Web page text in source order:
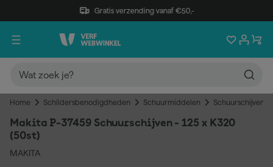
Gratis verzending vanaf €50,-
Home Schildersbenodigdheden Schuurmiddelen Schuurschijven
Makita P-37459 Schuurschijven - 125 x K320
(50st)
MAKITA